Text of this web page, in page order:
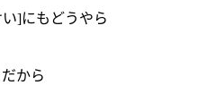
]にもどうやら
から